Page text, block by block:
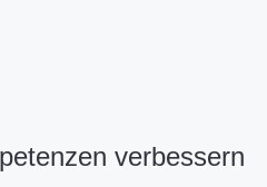
verbessern